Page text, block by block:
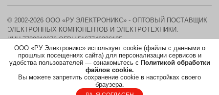
ООО «РУ Электроникс» использует cookie (файлы с данными о
прошлых посещениях сайта) для персонализации сервисов и
удобства пользователей — ознакомьтесь с Политикой обработки
файлов cookie.
Вы можете запретить сохранение cookie в настройках своего
браузера.
© 2002-2026 ООО «РУ ЭЛЕКТРОНИКС» - ОПТОВЫЙ ПОСТАВЩИК
ЭЛЕКТРОННЫХ КОМПОНЕНТОВ И ЭЛЕКТРОТЕХНИКИ.
ИНН 7730219976 ОГРН 5167746326105
КАРТА САЙТА
ПОЛИТИКА ОБРАБОТКИ ПЕРСОНАЛЬНЫХ ДАННЫХ